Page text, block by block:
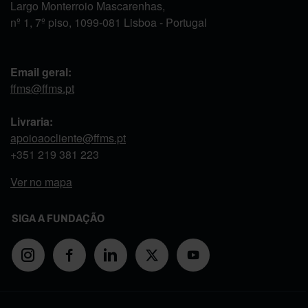
Largo Monterroio Mascarenhas,
nº 1, 7º piso, 1099-081 Lisboa - Portugal
Email geral:
ffms@ffms.pt
Livraria:
apoioaocliente@ffms.pt
+351 219 381 223
Ver no mapa
SIGA A FUNDAÇÃO